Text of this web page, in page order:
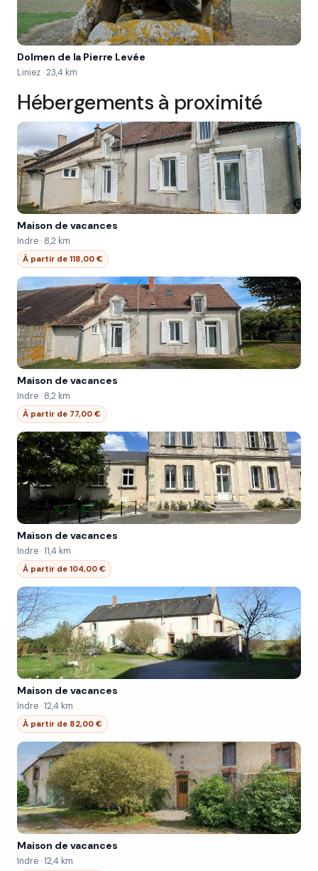
Dolmen de la Pierre Levée
Liniez · 23,4 km
Hébergements à proximité
Maison de vacances
Indre · 8,2 km
À partir de 118,00 €
Maison de vacances
Indre · 8,2 km
À partir de 77,00 €
Maison de vacances
Indre · 11,4 km
À partir de 104,00 €
Maison de vacances
Indre · 12,4 km
À partir de 82,00 €
Maison de vacances
Indre · 12,4 km